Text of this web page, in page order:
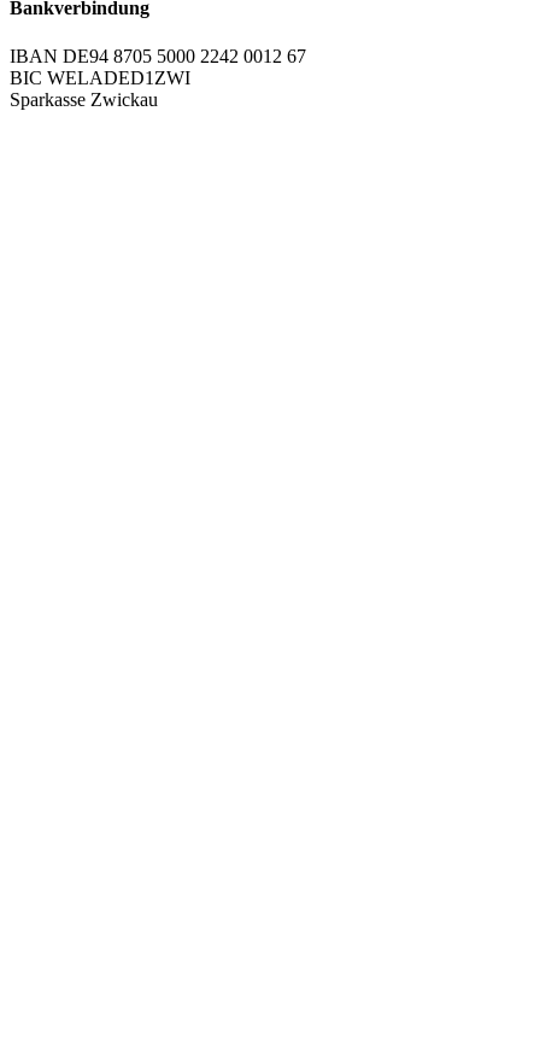
Bankverbindung
IBAN DE94 8705 5000 2242 0012 67
BIC WELADED1ZWI
Sparkasse Zwickau